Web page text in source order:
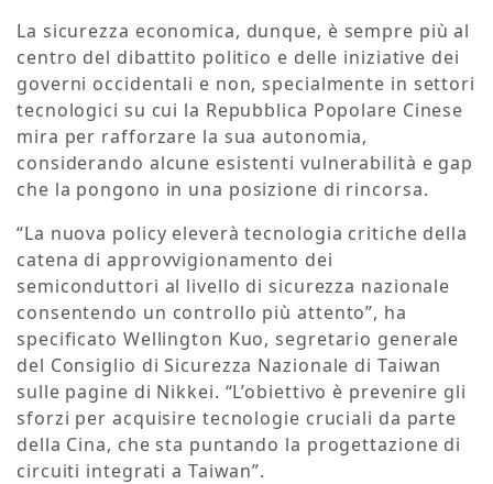
La sicurezza economica, dunque, è sempre più al
centro del dibattito politico e delle iniziative dei
governi occidentali e non, specialmente in settori
tecnologici su cui la Repubblica Popolare Cinese
mira per rafforzare la sua autonomia,
considerando alcune esistenti vulnerabilità e gap
che la pongono in una posizione di rincorsa.
“La nuova policy eleverà tecnologia critiche della
catena di approvvigionamento dei
semiconduttori al livello di sicurezza nazionale
consentendo un controllo più attento”, ha
specificato Wellington Kuo, segretario generale
del Consiglio di Sicurezza Nazionale di Taiwan
sulle pagine di Nikkei. “L’obiettivo è prevenire gli
sforzi per acquisire tecnologie cruciali da parte
della Cina, che sta puntando la progettazione di
circuiti integrati a Taiwan”.